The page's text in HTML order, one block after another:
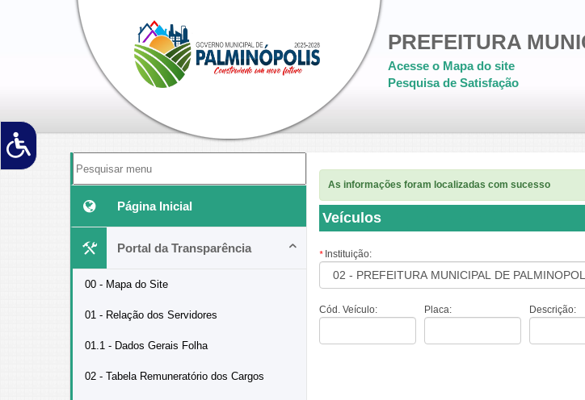
PREFEITURA
Acesse o Mapa do site
Pesquisa de Satisfação
Página Inicial
Portal da Transparência
00 - Mapa do Site
01 - Relação dos Servidores
01.1 - Dados Gerais Folha
02 - Tabela Remuneratório dos Cargos
As informações foram localizadas com sucesso
Veículos
* Instituição:
Cód. Veículo: Placa: Descrição: